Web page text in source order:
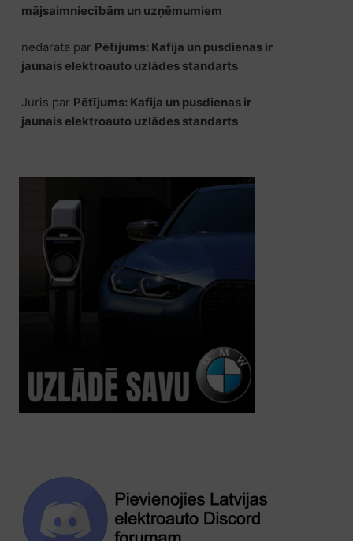
mājsaimniecībām un uzņēmumiem
nedarata par Pētījums: Kafija un pusdienas ir
jaunais elektroauto uzlādes standarts
Juris par Pētījums: Kafija un pusdienas ir
jaunais elektroauto uzlādes standarts